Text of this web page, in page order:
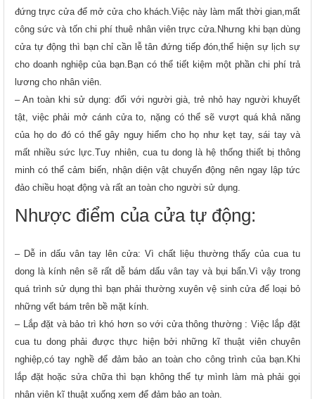
đứng trực cửa để mở cửa cho khách.Việc này làm mất thời gian,mất
công sức và tốn chi phí thuê nhân viên trực cửa.Nhưng khi bạn dùng
cửa tự động thì bạn chỉ cần lễ tân đứng tiếp đón,thể hiện sự lịch sự
cho doanh nghiệp của bạn.Bạn có thể tiết kiệm một phần chi phí trả
lương cho nhân viên.
– An toàn khi sử dụng: đối với người già, trẻ nhỏ hay người khuyết
tật, việc phải mở cánh cửa to, nặng có thể sẽ vượt quá khả năng
của họ do đó có thể gây nguy hiểm cho họ như kẹt tay, sái tay và
mất nhiều sức lực.Tuy nhiên, cua tu dong là hệ thống thiết bị thông
minh có thể cảm biến, nhận diện vật chuyển động nên ngay lập tức
đảo chiều hoạt động và rất an toàn cho người sử dụng.
Nhược điểm của cửa tự động:
– Dễ in dấu vân tay lên cửa: Vì chất liệu thường thấy của cua tu
dong là kính nên sẽ rất dễ bám dấu vân tay và bụi bẩn.Vì vậy trong
quá trình sử dụng thì bạn phải thường xuyên vệ sinh cửa để loại bỏ
những vết bám trên bề mặt kính.
– Lắp đặt và bảo trì khó hơn so với cửa thông thường : Việc lắp đặt
cua tu dong phải được thực hiện bởi những kĩ thuật viên chuyên
nghiệp,có tay nghề để đảm bảo an toàn cho công trình của bạn.Khi
lắp đặt hoặc sửa chữa thì bạn không thể tự mình làm mà phải gọi
nhân viên kĩ thuật xuống xem để đảm bảo an toàn.